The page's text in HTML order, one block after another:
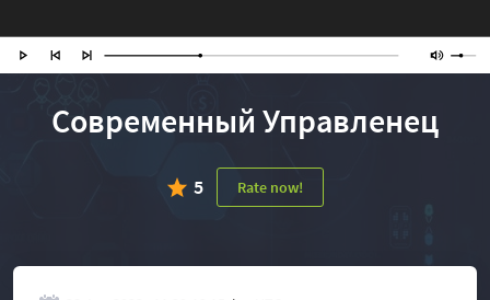
Современный Управленец
5 Rate now!